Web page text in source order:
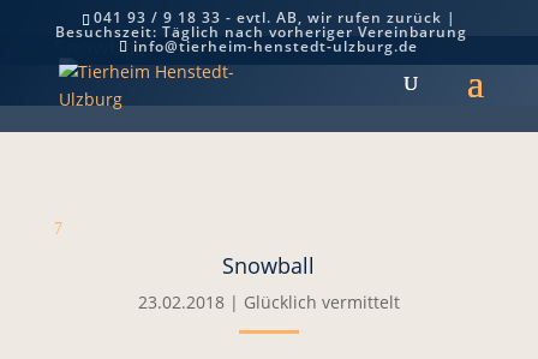
041 93 / 9 18 33 - evtl. AB, wir rufen zurück |
Besuchszeit: Täglich nach vorheriger Vereinbarung
info@tierheim-henstedt-ulzburg.de
Snowball
7
Snowball
23.02.2018| Glücklich vermittelt